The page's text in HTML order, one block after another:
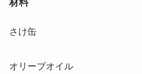
材料
さけ缶
オリーブオイル